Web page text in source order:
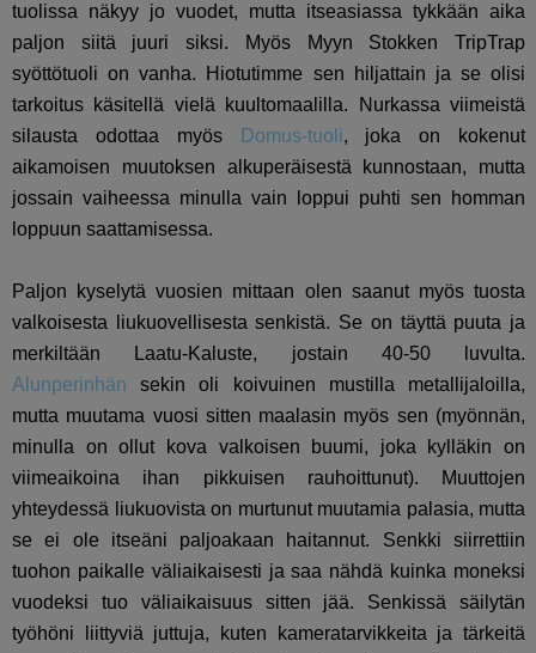
tuolissa näkyy jo vuodet, mutta itseasiassa tykkään aika
paljon siitä juuri siksi. Myös Myyn Stokken TripTrap
syöttötuoli on vanha. Hiotutimme sen hiljattain ja se olisi
tarkoitus käsitellä vielä kuultomaalilla. Nurkassa viimeistä
silausta odottaa myös
Domus-tuoli, joka on kokenut
aikamoisen muutoksen alkuperäisestä kunnostaan, mutta
jossain vaiheessa minulla vain loppui puhti sen homman
loppuun saattamisessa.
Paljon kyselytä vuosien mittaan olen saanut myös tuosta
valkoisesta liukuovellisesta senkistä. Se on täyttä puuta ja
merkiltään Laatu-Kaluste, jostain 40-50 luvulta.
Alunperinhän sekin oli koivuinen mustilla metallijaloilla,
mutta muutama vuosi sitten maalasin myös sen (myönnän,
minulla on ollut kova valkoisen buumi, joka kylläkin on
viimeaikoina ihan pikkuisen rauhoittunut). Muuttojen
yhteydessä liukuovista on murtunut muutamia palasia, mutta
se ei ole itseäni paljoakaan haitannut. Senkki siirrettiin
tuohon paikalle väliaikaisesti ja saa nähdä kuinka moneksi
vuodeksi tuo väliaikaisuus sitten jää. Senkissä säilytän
työhöni liittyviä juttuja, kuten kameratarvikkeita ja tärkeitä